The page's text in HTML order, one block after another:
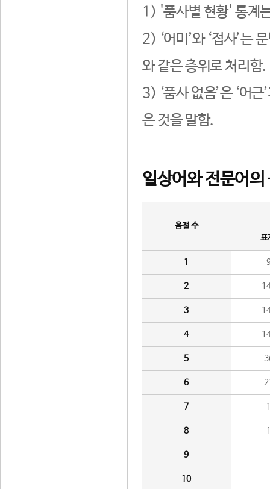
1) '품사별 현황' 통계
2) ‘어미’와 ‘접사’는
와 같은 층위로 처리함.
3) ‘품사 없음’은 ‘어
은 것을 말함.
일상어와 전문어의
음절 수
표
1
2
3
4
5
6
7
8
9
10